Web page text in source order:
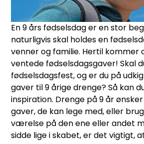
En 9 års fødselsdag er en stor
naturligvis skal holdes en
venner og familie. Hertil
ventede fødselsdagsgaver! Skal
fødselsdagsfest, og er du på
gaver til 9 årige drenge? Så kan
inspiration. Drenge på 9 år
gaver, de kan lege med, eller
værelse på den ene eller andet
sidde lige i skabet, er det vigtigt,